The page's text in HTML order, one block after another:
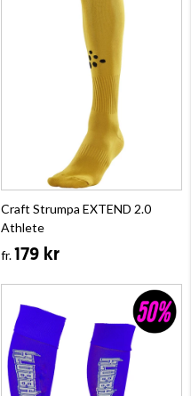
Craft Strumpa EXTEND 2.0
Athlete
fr.179 kr